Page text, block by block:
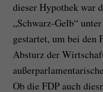
dieser Hypothek war
„Schwarz-Gelb“
gestartet, um bei den
Absturz der
Ob die FDP auch